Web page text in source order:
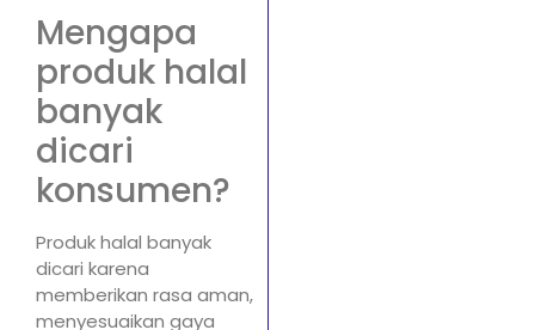
Mengapa
produk halal
banyak
dicari
konsumen?
Produk halal banyak
dicari karena
memberikan rasa aman,
menyesuaikan gaya